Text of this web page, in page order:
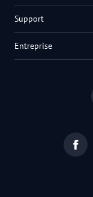
Support
Entreprise